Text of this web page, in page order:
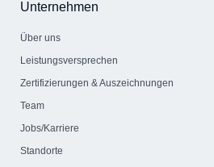
Unternehmen
Über uns
Leistungsversprechen
Zertifizierungen & Auszeichnungen
Team
Jobs/Karriere
Standorte